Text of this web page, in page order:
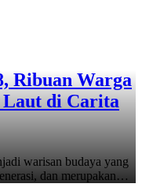
Ribuan Warga
di Carita
warisan budaya yang
dan merupakan…